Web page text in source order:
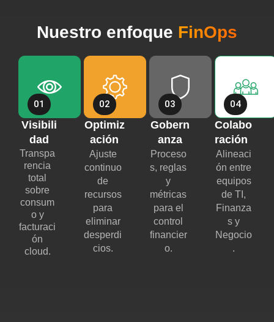
Nuestro enfoque FinOps
01
Visibili
dad
Transpa
rencia
total
sobre
consum
o y
facturaci
ón
cloud.
02
Optimiz
ación
Ajuste
continuo
de
recursos
para
eliminar
desperdi
cios.
03
Gobern
anza
Proceso
s, reglas
y
métricas
para el
control
financier
o.
04
Colabo
ración
Alineaci
ón entre
equipos
de TI,
Finanza
s y
Negocio
.